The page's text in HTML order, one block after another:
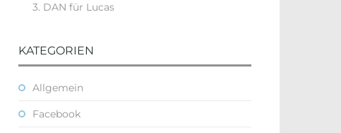
3. DAN für Lucas
KATEGORIEN
Allgemein
Facebook